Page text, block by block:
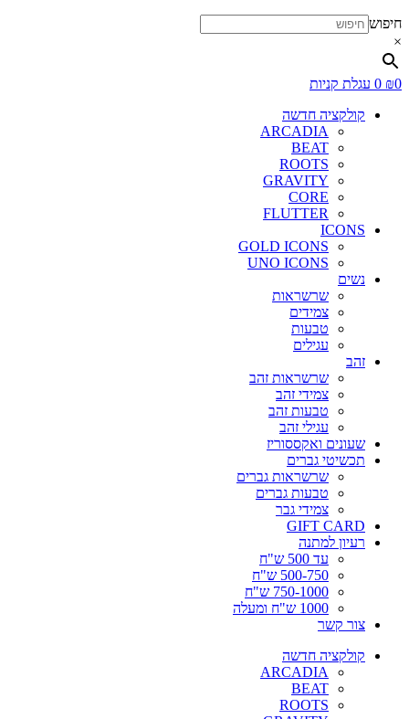
חיפוש
×
₪0
0 עגלת קניות
קולקציה חדשה
ARCADIA
BEAT
ROOTS
GRAVITY
CORE
FLUTTER
ICONS
GOLD ICONS
UNO ICONS
נשים
שרשראות
צמידים
טבעות
עגילים
זהב
שרשראות זהב
צמידי זהב
טבעות זהב
עגילי זהב
שעונים ואקססוריז
תכשיטי גברים
שרשראות גברים
טבעות גברים
צמידי גבר
GIFT CARD
רעיון למתנה
עד 500 ש"ח
500-750 ש"ח
750-1000 ש"ח
1000 ש"ח ומעלה
צור קשר
קולקציה חדשה
ARCADIA
BEAT
ROOTS